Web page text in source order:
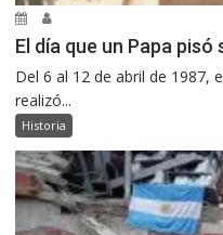
El día que un Papa
Del 6 al 12 de abril de 1987,
realizó...
Historia